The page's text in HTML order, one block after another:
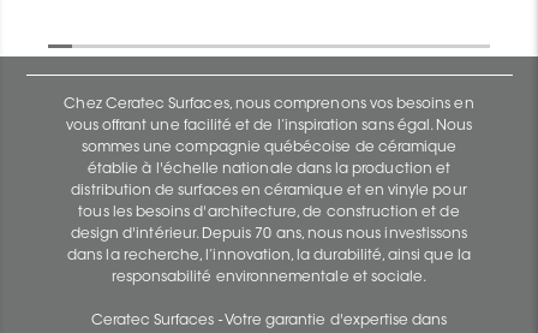
Chez Ceratec Surfaces, nous comprenons vos besoins en
vous offrant une facilité et de l’inspiration sans égal. Nous
sommes une compagnie québécoise de céramique
établie à l'échelle nationale dans la production et
distribution de surfaces en céramique et en vinyle pour
tous les besoins d'architecture, de construction et de
design d'intérieur. Depuis 70 ans, nous nous investissons
dans la recherche, l’innovation, la durabilité, ainsi que la
responsabilité environnementale et sociale.
Ceratec Surfaces - Votre garantie d'expertise dans